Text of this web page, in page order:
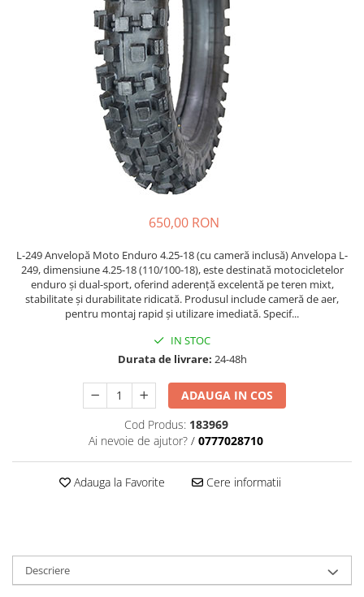
https://www.doctortrotineta.ro/lumini
https://www.doctortrotineta.ro/cadru
650,00 RON
L-249 Anvelopă Moto Enduro 4.25-18 (cu cameră inclusă) Anvelopa L-
249, dimensiune 4.25-18 (110/100-18), este destinată motocicletelor
enduro și dual-sport, oferind aderență excelentă pe teren mixt,
stabilitate și durabilitate ridicată. Produsul include cameră de aer,
pentru montaj rapid și utilizare imediată. Specif...
IN STOC
Durata de livrare: 24-48h
ADAUGA IN COS
Cod Produs: 183969
Ai nevoie de ajutor? / 0777028710
Adauga la Favorite Cere informatii
Descriere